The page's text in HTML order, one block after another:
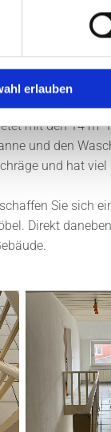
erlauben
große
führt uns
Bad
mit den 14
und den
und hat
Sie sich
Direkt